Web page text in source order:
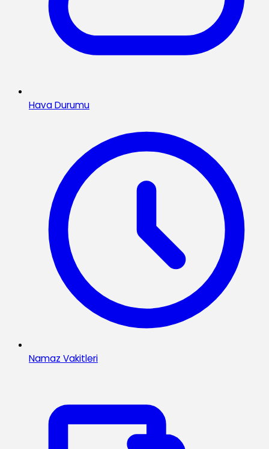
Hava Durumu
Namaz Vakitleri